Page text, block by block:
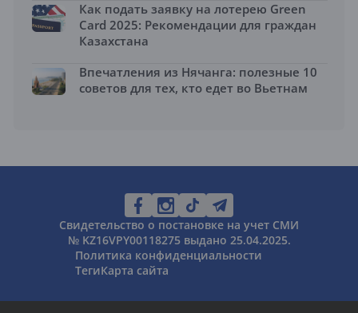
Как подать заявку на лотерею Green
Card 2025: Рекомендации для граждан
Казахстана
Впечатления из Нячанга: полезные 10
советов для тех, кто едет во Вьетнам
Свидетельство о постановке на учет СМИ
№ KZ16VPY00118275 выдано 25.04.2025.
Политика конфиденциальности
ТегиКарта сайта